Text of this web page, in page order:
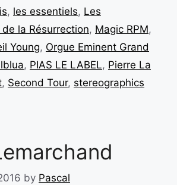
, les essentiels, Les
la Résurrection, Magic RPM,
Young, Orgue Eminent Grand
, PIAS LE LABEL, Pierre La
, Second Tour, stereographics
by Pascal